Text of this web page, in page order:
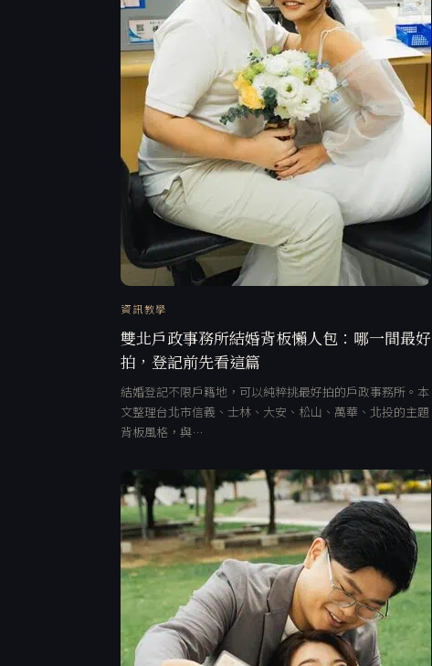
資訊教學
雙北戶政事務所結婚背板懶人包：哪一間最好
拍，登記前先看這篇
結婚登記不限戶籍地，可以純粹挑最好拍的戶政事務所。本
文整理台北市信義、士林、大安、松山、萬華、北投的主題
背板風格，與…